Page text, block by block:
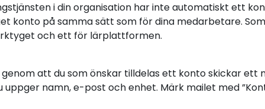
i din organisation har inte automatiskt ett
konto på samma sätt som för dina medarbetare.
och ett för lärplattformen.
att du som önskar tilldelas ett konto skickar ett
namn, e-post och enhet. Märk mailet med